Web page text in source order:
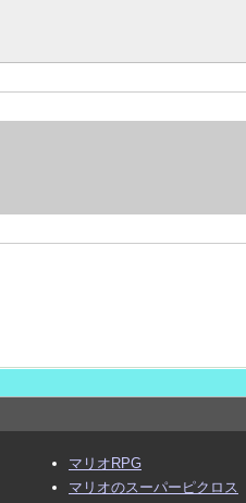
マリオRPG
マリオのスーパーピクロス